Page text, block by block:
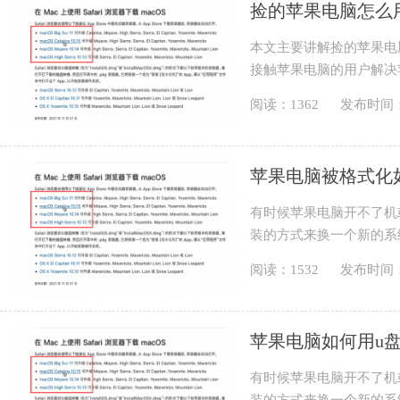
捡的苹果电脑怎么
本文主要讲解捡的苹果
接触苹果电脑的用户解
阅读：1362
发布时间
苹果电脑被格式化
有时候苹果电脑开不了
装的方式来换一个新的
阅读：1532
发布时间
苹果电脑如何用u
有时候苹果电脑开不了